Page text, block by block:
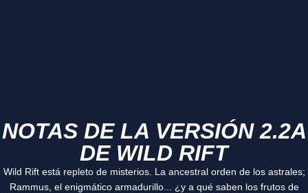
NOTAS DE LA VERSIÓN 2.2A
DE WILD RIFT
Wild Rift está repleto de misterios. La ancestral orden de los astrales;
Rammus, el enigmático armadurillo... ¿y a qué saben los frutos de